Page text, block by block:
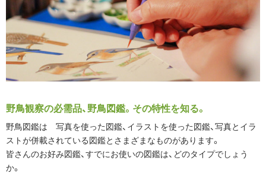
野鳥観察の必需品、野鳥図鑑。その特性を知る。
野鳥図鑑は 写真を使った図鑑、イラストを使った図鑑、写真とイラ
ストが併載されている図鑑とさまざまなものがあります。
皆さんのお好み図鑑、すでにお使いの図鑑は、どのタイプでしょう
か。